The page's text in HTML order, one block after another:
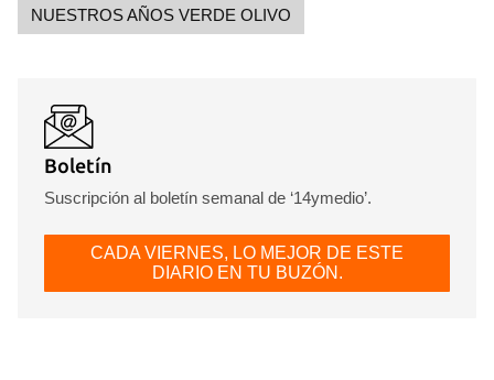
NUESTROS AÑOS VERDE OLIVO
Boletín
Suscripción al boletín semanal de ‘14ymedio’.
CADA VIERNES, LO MEJOR DE ESTE
DIARIO EN TU BUZÓN.